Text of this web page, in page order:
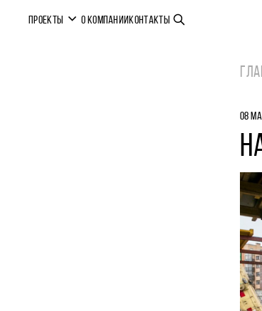
ПРОЕКТЫ О КОМПАНИИКОНТАКТЫ
08